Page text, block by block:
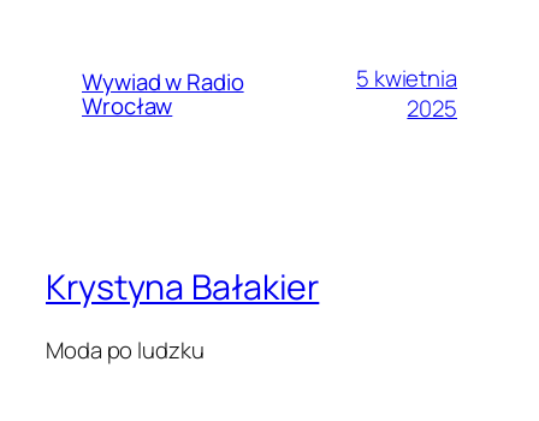
Wywiad w Radio
Wrocław
5 kwietnia
2025
Krystyna Bałakier
Moda po ludzku